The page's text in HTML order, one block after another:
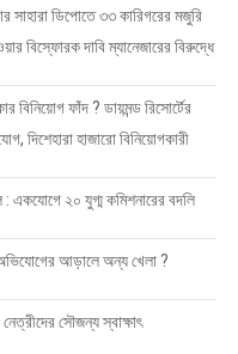
সাহারা ডিপোতে ৩৩ কারিগরের মজুরি
বিস্ফোরক দাবি ম্যানেজারের বিরুদ্ধে
বিনিয়োগ ফাঁদ ? ডায়মন্ড রিসোর্টের
দিশেহারা হাজারো বিনিয়োগকারী
একযোগে ২০ যুগ্ম কমিশনারের বদলি
আড়ালে অন্য খেলা ?
সৌজন্য স্বাক্ষাৎ